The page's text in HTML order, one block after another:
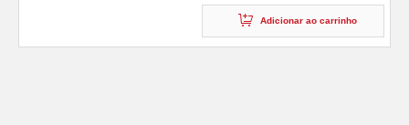
Adicionar ao carrinho